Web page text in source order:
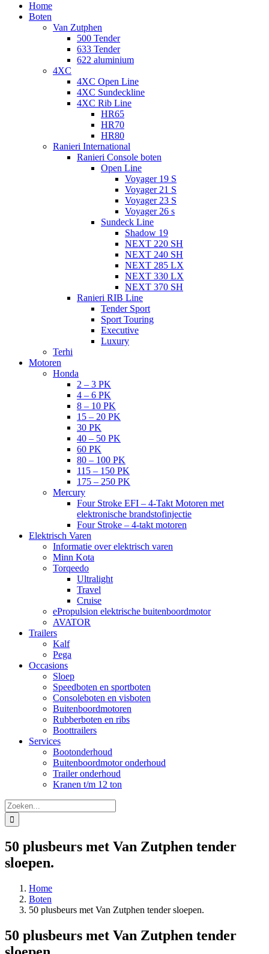
Home
Boten
Van Zutphen
500 Tender
633 Tender
622 aluminium
4XC
4XC Open Line
4XC Sundeckline
4XC Rib Line
HR65
HR70
HR80
Ranieri International
Ranieri Console boten
Open Line
Voyager 19 S
Voyager 21 S
Voyager 23 S
Voyager 26 s
Sundeck Line
Shadow 19
NEXT 220 SH
NEXT 240 SH
NEXT 285 LX
NEXT 330 LX
NEXT 370 SH
Ranieri RIB Line
Tender Sport
Sport Touring
Executive
Luxury
Terhi
Motoren
Honda
2 – 3 PK
4 – 6 PK
8 – 10 PK
15 – 20 PK
30 PK
40 – 50 PK
60 PK
80 – 100 PK
115 – 150 PK
175 – 250 PK
Mercury
Four Stroke EFI – 4-Takt Motoren met
elektronische brandstofinjectie
Four Stroke – 4-takt motoren
Elektrisch Varen
Informatie over elektrisch varen
Minn Kota
Torqeedo
Ultralight
Travel
Cruise
ePropulsion elektrische buitenboordmotor
AVATOR
Trailers
Kalf
Pega
Occasions
Sloep
Speedboten en sportboten
Consoleboten en visboten
Buitenboordmotoren
Rubberboten en ribs
Boottrailers
Services
Bootonderhoud
Buitenboordmotor onderhoud
Trailer onderhoud
Kranen t/m 12 ton
Zoeken
naar:
50 plusbeurs met Van Zutphen tender
sloepen.
Home
Boten
50 plusbeurs met Van Zutphen tender sloepen.
50 plusbeurs met Van Zutphen tender